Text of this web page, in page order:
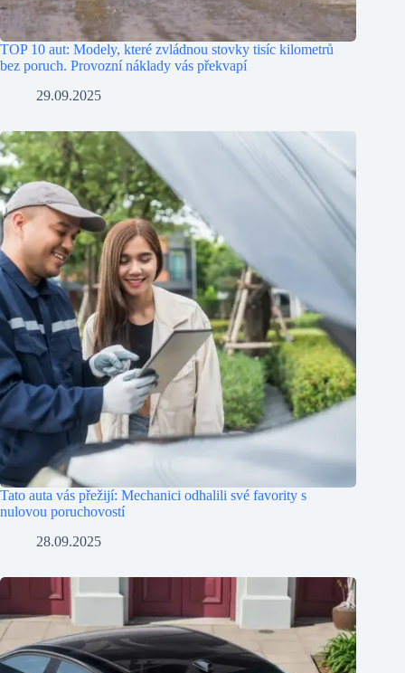
TOP 10 aut: Modely, které zvládnou stovky tisíc kilometrů
bez poruch. Provozní náklady vás překvapí
29.09.2025
Tato auta vás přežijí: Mechanici odhalili své favority s
nulovou poruchovostí
28.09.2025